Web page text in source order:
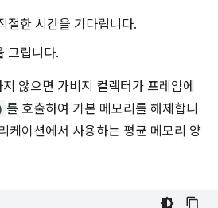
절한 시간을 기다립니다.
그립니다.
않으면 가비지 컬렉터가 프레임에
를 호출하여 기본 메모리를 해제합니
케이션에서 사용하는 평균 메모리 양